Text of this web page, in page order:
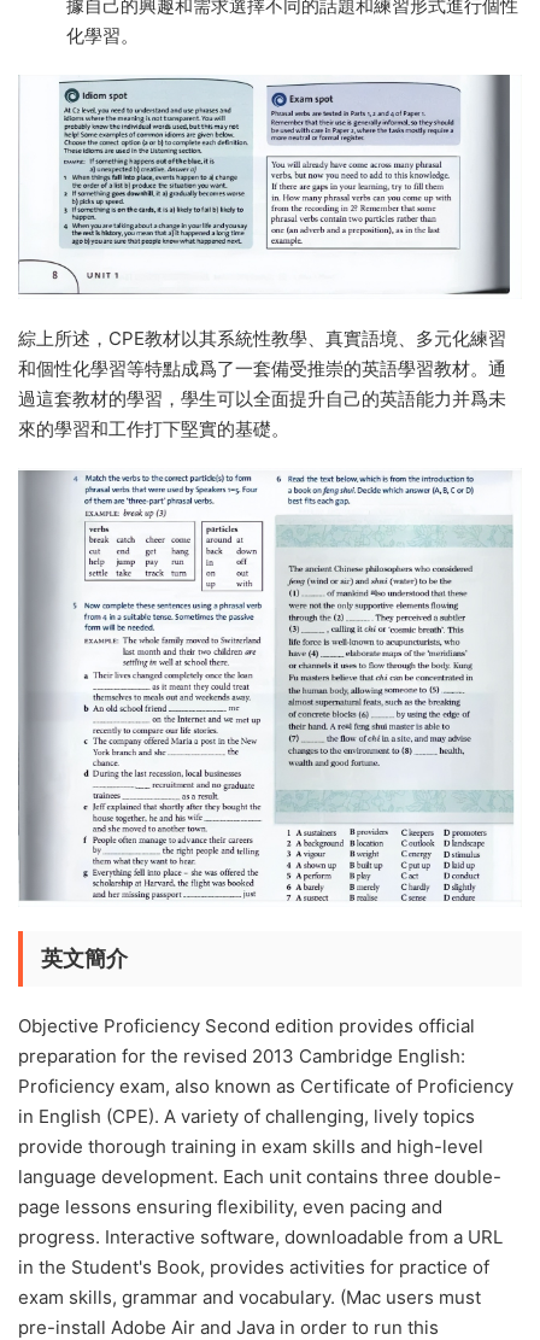
據自己的興趣和需求選擇不同的話題和練習形式進行個性
化學習。
綜上所述，CPE教材以其系統性教學、真實語境、多元化練習
和個性化學習等特點成爲了一套備受推崇的英語學習教材。通
過這套教材的學習，學生可以全面提升自己的英語能力并爲未
來的學習和工作打下堅實的基礎。
英文簡介
Objective Proficiency Second edition provides official
preparation for the revised 2013 Cambridge English:
Proficiency exam, also known as Certificate of Proficiency
in English (CPE). A variety of challenging, lively topics
provide thorough training in exam skills and high-level
language development. Each unit contains three double-
page lessons ensuring flexibility, even pacing and
progress. Interactive software, downloadable from a URL
in the Student's Book, provides activities for practice of
exam skills, grammar and vocabulary. (Mac users must
pre-install Adobe Air and Java in order to run this